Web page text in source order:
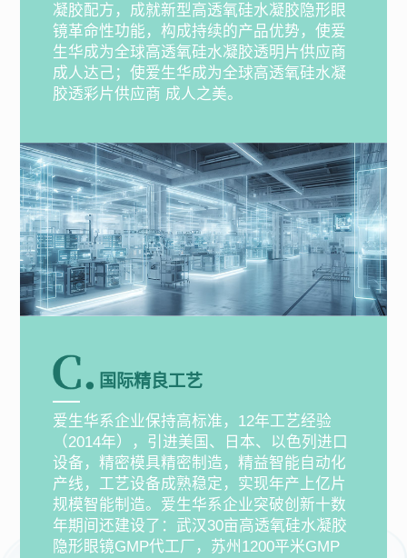
凝胶配方，成就新型高透氧硅水凝胶隐形眼
镜革命性功能，构成持续的产品优势，使爱
生华成为全球高透氧硅水凝胶透明片供应商
成人达己；使爱生华成为全球高透氧硅水凝
胶透彩片供应商 成人之美。
国际精良工艺
爱生华系企业保持高标准，12年工艺经验
（2014年），引进美国、日本、以色列进口
设备，精密模具精密制造，精益智能自动化
产线，工艺设备成熟稳定，实现年产上亿片
规模智能制造。爱生华系企业突破创新十数
年期间还建设了：武汉30亩高透氧硅水凝胶
隐形眼镜GMP代工厂，苏州1200平米GMP